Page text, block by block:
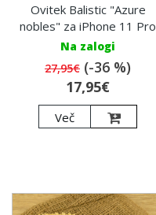
Ovitek Balistic "Azure
nobles" za iPhone 11 Pro
Na zalogi
27,95€ (-36 %)
17,95€
Več